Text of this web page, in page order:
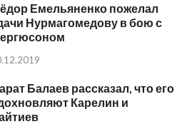
Емельяненко пожелал
Нурмагомедову в бою с
Балаев рассказал, что его
Карелин и